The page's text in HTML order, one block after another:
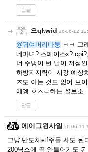
답글
으qkwid 26-06-12
@귀여버리바둥 ㅋㅋ 그
네마녀? 스페이스x?
너 주댕이 턴 날이 저점
하방지지력이 시장 예상
ㅈ도 아는 것도 없어 보
에엥 ㅇㅈㄹ하는 꼴보소
답글
에이그윈사일 26-06-11
그냥 반도체etf주들 사도 된
200닉스에 꼭 안들어기도